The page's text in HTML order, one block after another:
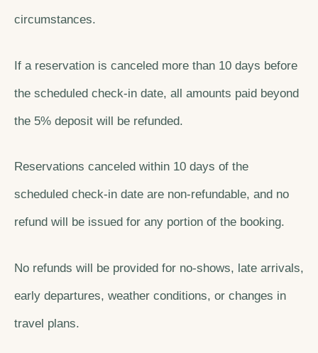
circumstances.
If a reservation is canceled more than 10 days before
the scheduled check-in date, all amounts paid beyond
the 5% deposit will be refunded.
Reservations canceled within 10 days of the
scheduled check-in date are non-refundable, and no
refund will be issued for any portion of the booking.
No refunds will be provided for no-shows, late arrivals,
early departures, weather conditions, or changes in
travel plans.